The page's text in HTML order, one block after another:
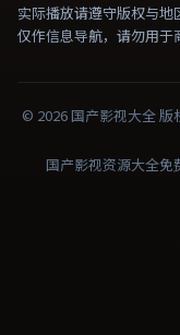
实际播放请遵守版权与
仅作信息导航，请勿用于
© 2026 国产影视大全版
国产影视资源大全